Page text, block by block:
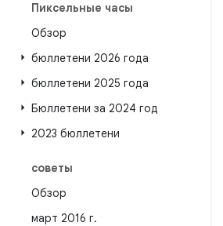
Пиксельные часы
Обзор
бюллетени 2026 года
бюллетени 2025 года
Бюллетени за 2024 год
2023 бюллетени
советы
Обзор
март 2016 г.